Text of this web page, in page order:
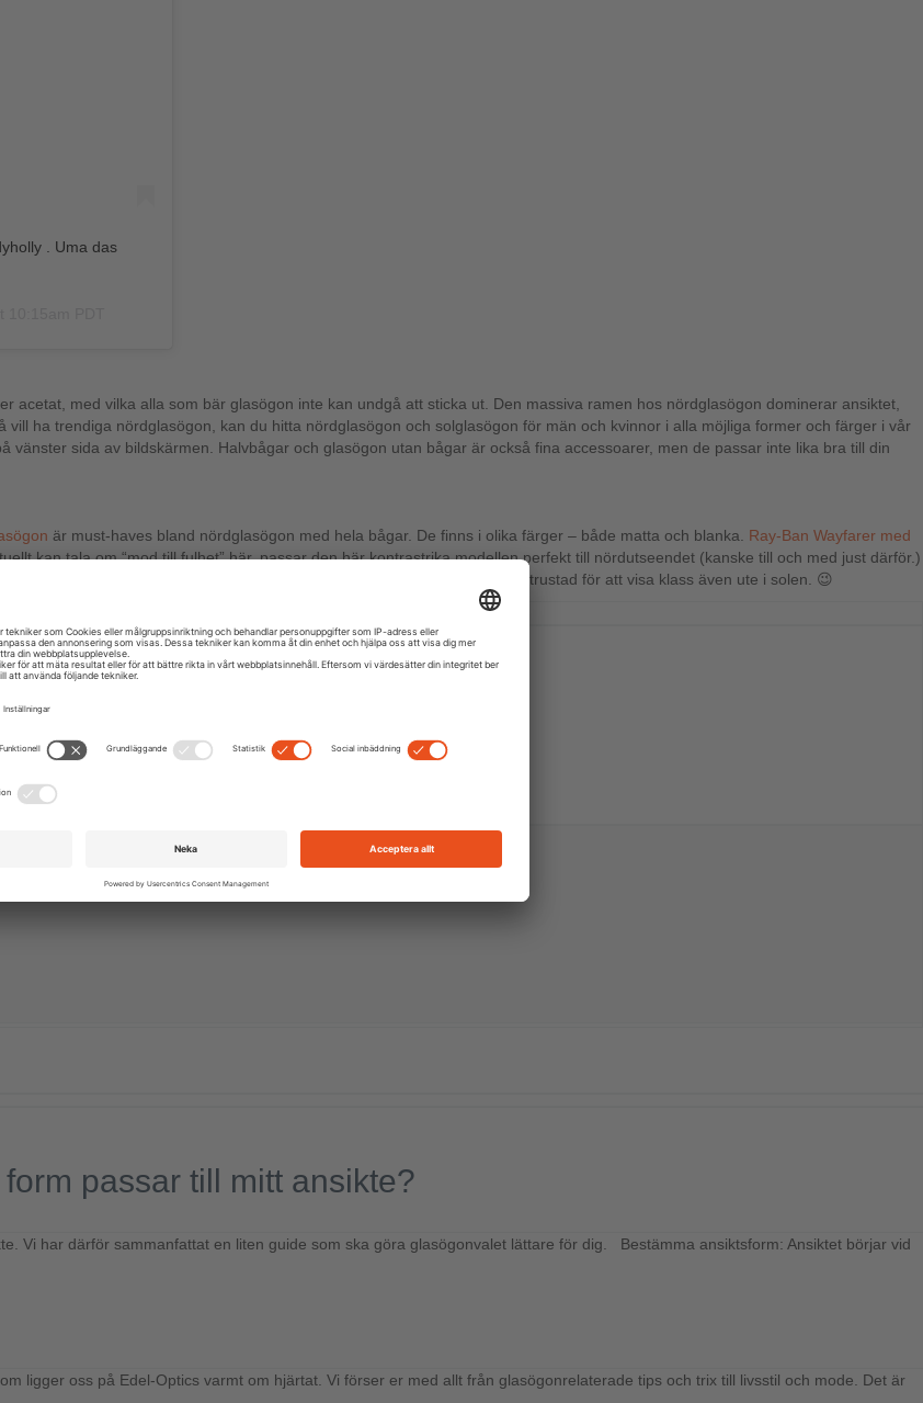
. Uma das
acetat, med vilka alla som bär glasögon inte kan undgå att sticka ut. Den massiva ramen hos nördglasögon dominerar ansiktet,
ha trendiga nördglasögon, kan du hitta nördglasögon och solglasögon för män och kvinnor i alla möjliga former och färger i vår
vänster sida av bildskärmen. Halvbågar och glasögon utan bågar är också fina accessoarer, men de passar inte lika bra till din
är must-haves bland nördglasögon med hela bågar. De finns i olika färger – både matta och blanka. Ray-Ban Wayfarer med
kan tala om “mod till fulhet” här, passar den här kontrastrika modellen perfekt till nördutseendet (kanske till och med just därför.)
fallet är bågen blå och glasen har en violett nyans. Därmed är du perfekt utrustad för att visa klass även ute i solen. 😉
passar till mitt ansikte?
Vi har därför sammanfattat en liten guide som ska göra glasögonvalet lättare för dig. Bestämma ansiktsform: Ansiktet börjar vid
ligger oss på Edel-Optics varmt om hjärtat. Vi förser er med allt från glasögonrelaterade tips och trix till livsstil och mode. Det är